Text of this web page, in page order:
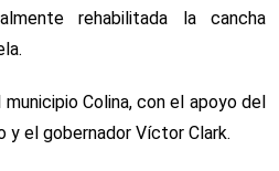
rehabilitada la cancha
Colina, con el apoyo del
y el gobernador Víctor Clark.